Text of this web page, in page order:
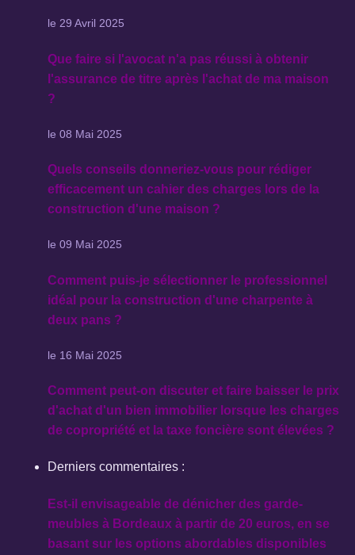
le 29 Avril 2025
Que faire si l'avocat n'a pas réussi à obtenir
l'assurance de titre après l'achat de ma maison
?
le 08 Mai 2025
Quels conseils donneriez-vous pour rédiger
efficacement un cahier des charges lors de la
construction d'une maison ?
le 09 Mai 2025
Comment puis-je sélectionner le professionnel
idéal pour la construction d'une charpente à
deux pans ?
le 16 Mai 2025
Comment peut-on discuter et faire baisser le prix
d'achat d'un bien immobilier lorsque les charges
de copropriété et la taxe foncière sont élevées ?
Derniers commentaires :
Est-il envisageable de dénicher des garde-
meubles à Bordeaux à partir de 20 euros, en se
basant sur les options abordables disponibles